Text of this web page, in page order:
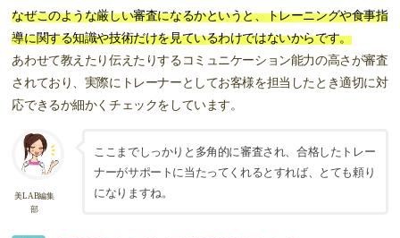
なぜこのような厳しい審査になるかというと、トレーニングや食事指
導に関する知識や技術だけを見ているわけではないからです。
あわせて教えたり伝えたりするコミュニケーション能力の高さが審査
されており、実際にトレーナーとしてお客様を担当したとき適切に対
応できるか細かくチェックをしています。
美LAB編集
部
ここまでしっかりと多角的に審査され、合格したトレー
ナーがサポートに当たってくれるとすれば、とても頼り
になりますね。